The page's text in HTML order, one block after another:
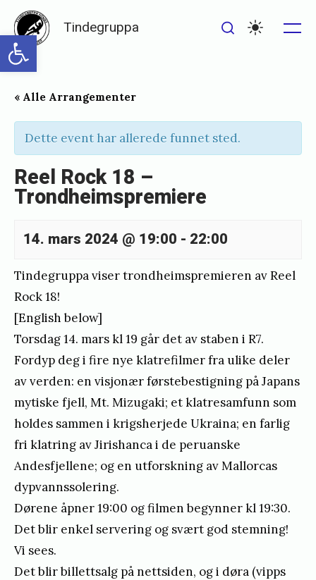
Open toolbar
Skip
content
Tindegruppa
« Alle Arrangementer
Dette event har allerede funnet sted.
Reel Rock 18 –
Trondheimspremiere
14. mars 2024 @ 19:00 - 22:00
Tindegruppa viser trondheimspremieren av Reel
Rock 18!
[English below]
Torsdag 14. mars kl 19 går det av staben i R7.
Fordyp deg i fire nye klatrefilmer fra ulike deler
av verden: en visjonær førstebestigning på Japans
mytiske fjell, Mt. Mizugaki; et klatresamfunn som
holdes sammen i krigsherjede Ukraina; en farlig
fri klatring av Jirishanca i de peruanske
Andesfjellene; og en utforskning av Mallorcas
dypvannssolering.
Dørene åpner 19:00 og filmen begynner kl 19:30.
Det blir enkel servering og svært god stemning!
Vi sees.
Det blir billettsalg på nettsiden, og i døra (vipps